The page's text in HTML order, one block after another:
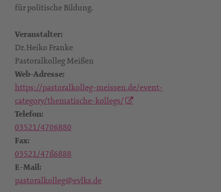
für politische Bildung.
Veranstalter:
Dr. Heiko Franke
Pastoralkolleg Meißen
Web-Adresse:
https://pastoralkolleg-meissen.de/event-
category/thematische-kollegs/
Telefon:
03521/4706880
Fax:
03521/47ß6888
E-Mail:
pastoralkolleg@evlks.de